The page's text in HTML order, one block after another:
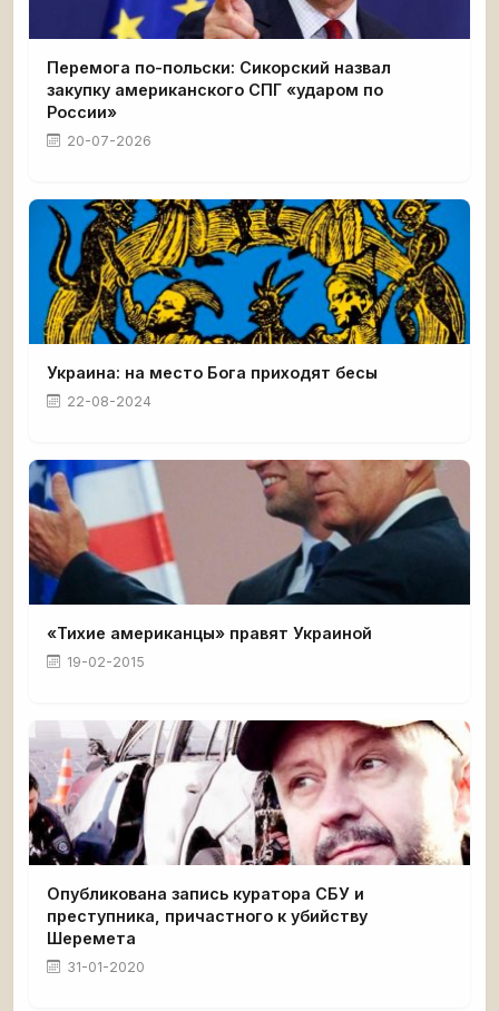
Перемога по-польски: Сикорский назвал
закупку американского СПГ «ударом по
России»
20-07-2026
Украина: на место Бога приходят бесы
22-08-2024
«Тихие американцы» правят Украиной
19-02-2015
Опубликована запись куратора СБУ и
преступника, причастного к убийству
Шеремета
31-01-2020